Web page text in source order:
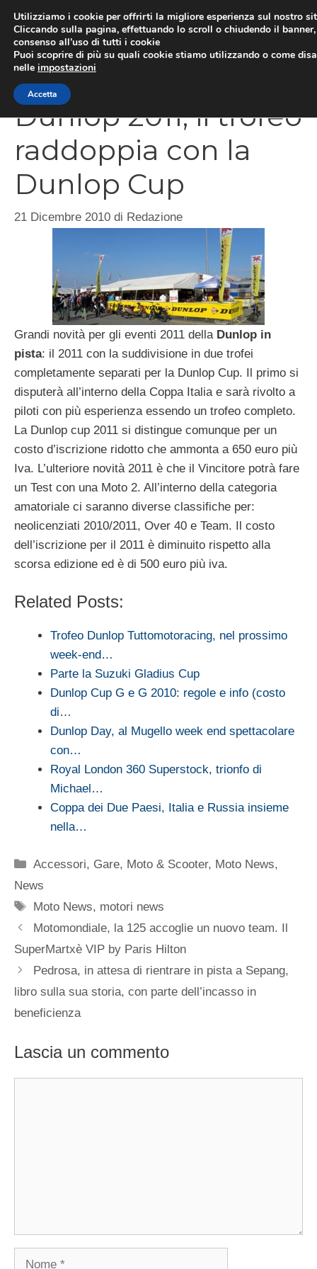
contenuto
Dunlop 2011, il trofeo
raddoppia con la
Dunlop Cup
21 Dicembre 2010 di Redazione
Grandi novità per gli eventi 2011 della Dunlop in
pista: il 2011 con la suddivisione in due trofei
completamente separati per la Dunlop Cup. Il primo si
disputerà all’interno della Coppa Italia e sarà rivolto a
piloti con più esperienza essendo un trofeo completo.
La Dunlop cup 2011 si distingue comunque per un
costo d’iscrizione ridotto che ammonta a 650 euro più
Iva. L’ulteriore novità 2011 è che il Vincitore potrà fare
un Test con una Moto 2. All’interno della categoria
amatoriale ci saranno diverse classifiche per:
neolicenziati 2010/2011, Over 40 e Team. Il costo
dell’iscrizione per il 2011 è diminuito rispetto alla
scorsa edizione ed è di 500 euro più iva.
Related Posts:
Trofeo Dunlop Tuttomotoracing, nel prossimo
week-end…
Parte la Suzuki Gladius Cup
Dunlop Cup G e G 2010: regole e info (costo
di…
Dunlop Day, al Mugello week end spettacolare
con…
Royal London 360 Superstock, trionfo di
Michael…
Coppa dei Due Paesi, Italia e Russia insieme
nella…
Categorie
Accessori, Gare, Moto & Scooter, Moto News,
News
Tag
Moto News, motori news
Motomondiale, la 125 accoglie un nuovo team. Il
SuperMartxè VIP by Paris Hilton
Pedrosa, in attesa di rientrare in pista a Sepang,
libro sulla sua storia, con parte dell’incasso in
beneficienza
Lascia un commento
Utilizziamo i cookie per offrirti la migliore esperienza sul nostro
Cliccando sulla pagina, effettuando lo scroll o chiudendo il
consenso all’uso di tutti i cookie
Puoi scoprire di più su quali cookie stiamo utilizzando o come
nelle impostazioni
Accetta